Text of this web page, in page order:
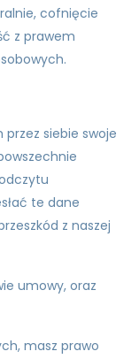
cofnięcie
z prawem
siebie swoje
te dane
z naszej
umowy, oraz
masz prawo